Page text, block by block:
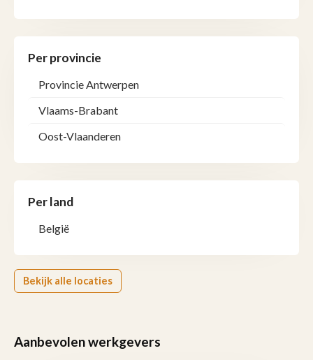
Per provincie
Provincie Antwerpen
Vlaams-Brabant
Oost-Vlaanderen
Per land
België
Bekijk alle locaties
Aanbevolen werkgevers